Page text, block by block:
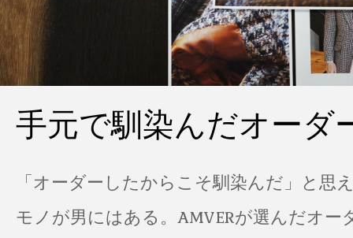
手元で馴染んだオーダ
「オーダーしたからこそ馴染んだ」と思
モノが男にはある。AMVERが選んだオー